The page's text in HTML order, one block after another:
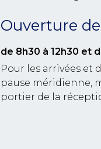
Ouverture
de 8h30 à 12h30 et
Pour les arrivées et
pause méridienne,
portier de la